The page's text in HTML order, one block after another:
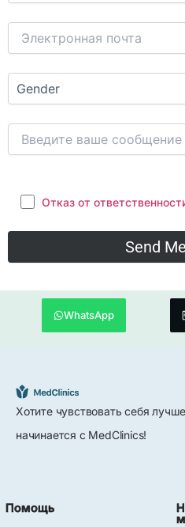
Отказ от
WhatsApp
Хотите чувствовать себя
начинается с MedClinics!
Помощь